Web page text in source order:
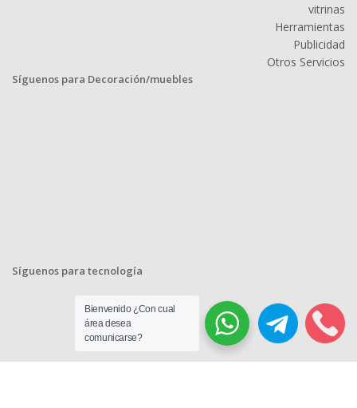
vitrinas
Herramientas
Publicidad
Otros Servicios
Síguenos para Decoración/muebles
Síguenos para tecnología
Bienvenido ¿Con cual
área desea
comunicarse?